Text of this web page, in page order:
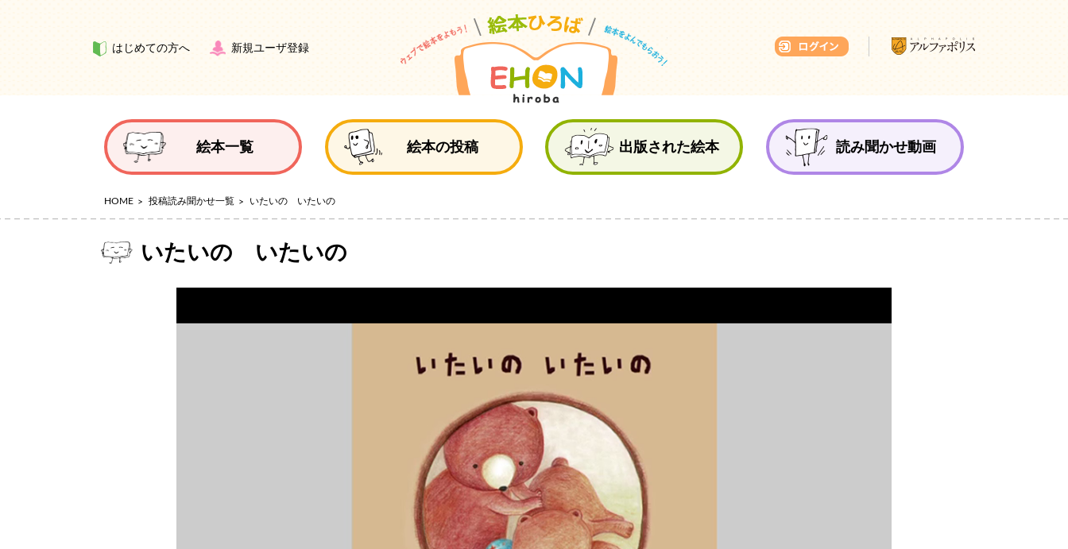
はじめての方へ 新規ユーザ登録
絵本一覧 絵本の投稿 出版された絵本 読み聞かせ動画
HOME 投稿読み聞かせ一覧 いたいの いたいの
いたいの いたいの